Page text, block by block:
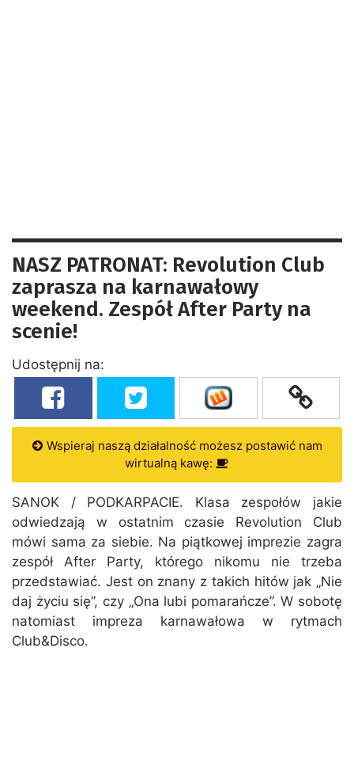
NASZ PATRONAT: Revolution Club
zaprasza na karnawałowy
weekend. Zespół After Party na
scenie!
Udostępnij na:
Wspieraj naszą działalność możesz postawić nam
wirtualną kawę:
SANOK / PODKARPACIE. Klasa zespołów jakie
odwiedzają w ostatnim czasie Revolution Club
mówi sama za siebie. Na piątkowej imprezie zagra
zespół After Party, którego nikomu nie trzeba
przedstawiać. Jest on znany z takich hitów jak „Nie
daj życiu się”, czy „Ona lubi pomarańcze”. W sobotę
natomiast impreza karnawałowa w rytmach
Club&Disco.